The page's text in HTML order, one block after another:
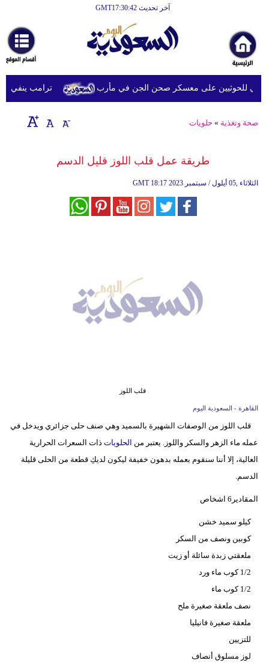
آخر تحديث GMT17:30:42
أخبارعاجلة
رياضة
ثقافة
إقتصاد
علوم
وتكنولوجيا
ترامب ينفي للحوثيين على معسكر صحن الجن في مأرب
صحة وتغذية » حلويات
طريقة عمل قلب اللوز قليل الدسم
GMT 18:17 2023 الثلاثاء ,05 أيلول / سبتمبر
قلب اللوز
القاهرة - السعودية اليوم
قلب اللوز من الوصفات الشهيرة بالسميد وهي صنف حلى جزائري ويدخل في
عمله ماء الزهر والسكر واللوز. يعتبر من الحلويات ذات السعرات الحرارية
العالية، إلا أننا سنقوم بعمله بدهون خفيفة ليكون لديكِ قطعة من الحلى قليلة
الدسم.
المقادير6 اشخاص
كيلو سميد خشن
كوبين ونصف من السكر
ملعقتي زبدة سائلة أو زيت
نصف ملعقة صغيرة ملح
ملعقة صغيرة فانيليا
للتزيين
لوز مسلوق أنصاف